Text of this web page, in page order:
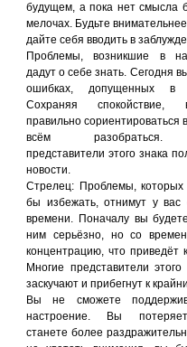
будущем, а пока нет смысла
мелочах. Будьте
дайте себя вводить в
Проблемы, возникшие в
дадут о себе знать. Сегодня
ошибках, допущенных в
Сохраняя спокойствие,
правильно сориентироваться
всём разобраться.
представители этого знака
новости.
Стрелец: Проблемы, которых
бы избежать, отнимут у вас
времени. Поначалу вы
ним серьёзно, но со
концентрацию, что приведёт
Многие представители этого
заскучают и прибегнут к
Вы не сможете
настроение. Вы
станете более